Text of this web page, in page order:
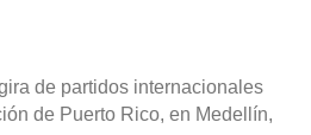
de partidos internacionales
de Puerto Rico, en Medellín,